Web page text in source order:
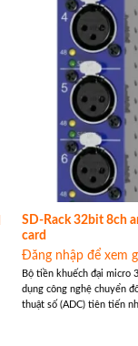
SD-Rack 32bit 8ch
card
Đăng nhập để xem
Bộ tiền khuếch đại micro
dụng công nghệ chuyển
thuật số (ADC) tiên tiến